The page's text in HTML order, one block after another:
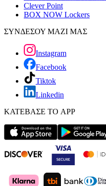
Clever Point
BOX NOW Lockers
ΣΥΝΔΕΣΟΥ ΜΑΖΙ ΜΑΣ
Instagram
Facebook
Tiktok
Linkedin
ΚΑΤΕΒΑΣΕ ΤΟ APP